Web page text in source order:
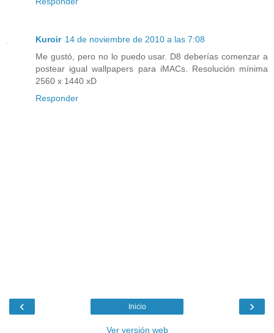
Kuroir 14 de noviembre de 2010 a las 7:08
Me gustó, pero no lo puedo usar. D8 deberías comenzar a
postear igual wallpapers para iMACs. Resolución mínima
2560 x 1440 xD
Responder
‹ ›
Inicio
Ver versión web